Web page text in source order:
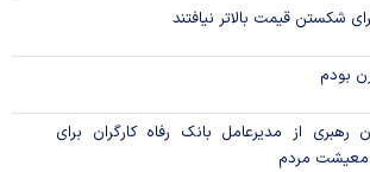
شکستن قیمت بالاتر نیافتند
بودم
از مدیرعامل بانک رفاه کارگران برای
معیشت مردم